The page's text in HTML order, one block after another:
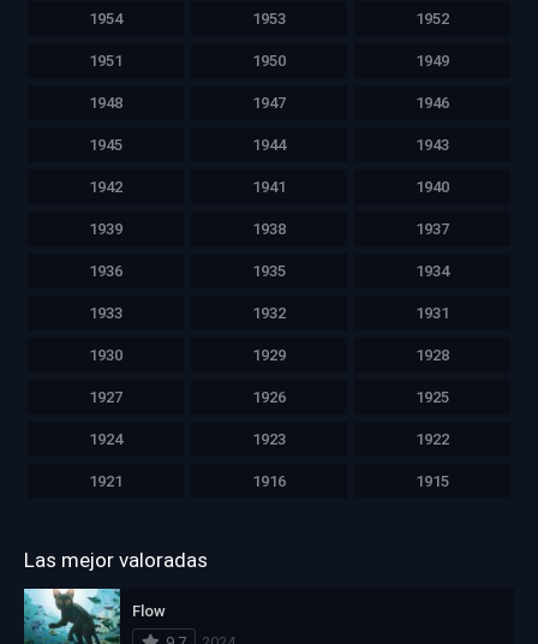
1954 1953 1952
1951 1950 1949
1948 1947 1946
1945 1944 1943
1942 1941 1940
1939 1938 1937
1936 1935 1934
1933 1932 1931
1930 1929 1928
1927 1926 1925
1924 1923 1922
1921 1916 1915
Las mejor valoradas
Flow